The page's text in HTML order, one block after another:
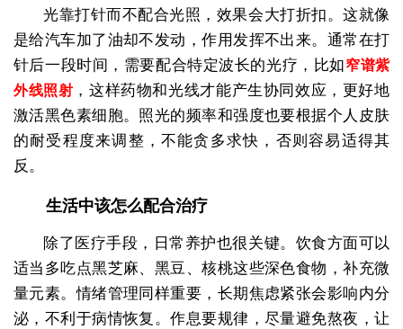
光靠打针而不配合光照，效果会大打折扣。这就像
是给汽车加了油却不发动，作用发挥不出来。通常在打
针后一段时间，需要配合特定波长的光疗，比如窄谱紫
外线照射 ，这样药物和光线才能产生协同效应，更好地
激活黑色素细胞。照光的频率和强度也要根据个人皮肤
的耐受程度来调整，不能贪多求快，否则容易适得其
反。
生活中该怎么配合治疗
除了医疗手段，日常养护也很关键。饮食方面可以
适当多吃点黑芝麻、黑豆、核桃这些深色食物，补充微
量元素。情绪管理同样重要，长期焦虑紧张会影响内分
泌，不利于病情恢复。作息要规律，尽量避免熬夜，让